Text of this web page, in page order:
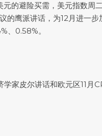
的避险买需， 美元指数周
的鹰派讲话，为12月进一步
、0.58%。
家皮尔讲话和欧元区11月